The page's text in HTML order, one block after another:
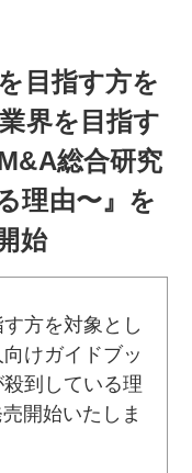
目指す方を
界を目指す
総合研究
理由〜』を
始
方を対象とし
けガイドブッ
到している理
開始いたしま